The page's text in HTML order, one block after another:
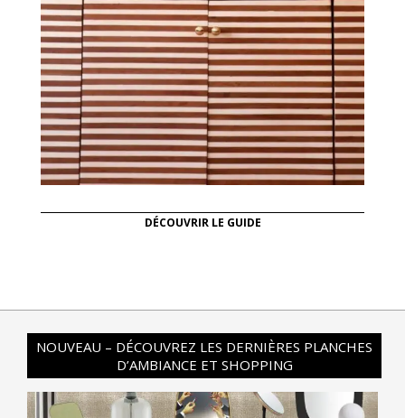
DÉCOUVRIR LE GUIDE
NOUVEAU – DÉCOUVREZ LES DERNIÈRES PLANCHES
D’AMBIANCE ET SHOPPING